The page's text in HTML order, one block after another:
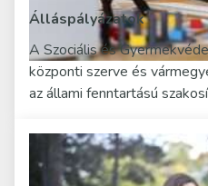
Álláspályázatok
A Szociális és
központi szerve és
az állami fenntartású